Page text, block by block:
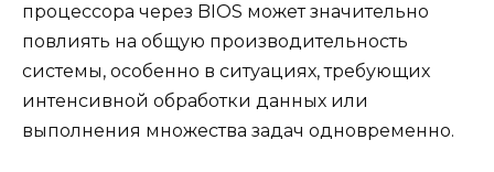
процессора через BIOS может значительно
повлиять на общую производительность
системы, особенно в ситуациях, требующих
интенсивной обработки данных или
выполнения множества задач одновременно.